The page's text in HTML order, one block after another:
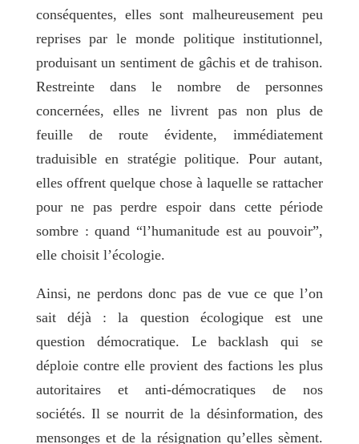
conséquentes, elles sont malheureusement peu
reprises par le monde politique institutionnel,
produisant un sentiment de gâchis et de trahison.
Restreinte dans le nombre de personnes
concernées, elles ne livrent pas non plus de
feuille de route évidente, immédiatement
traduisible en stratégie politique. Pour autant,
elles offrent quelque chose à laquelle se rattacher
pour ne pas perdre espoir dans cette période
sombre : quand “l’humanitude est au pouvoir”,
elle choisit l’écologie.
Ainsi, ne perdons donc pas de vue ce que l’on
sait déjà : la question écologique est une
question démocratique. Le backlash qui se
déploie contre elle provient des factions les plus
autoritaires et anti-démocratiques de nos
sociétés. Il se nourrit de la désinformation, des
mensonges et de la résignation qu’elles sèment.